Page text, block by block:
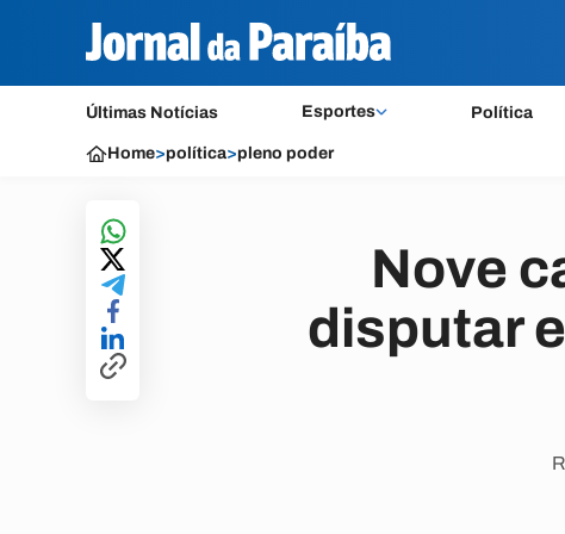
Últimas Notícias Esportes Política
Home>política>pleno poder
Nove
disputar